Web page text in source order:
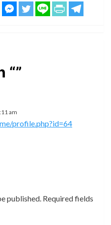
“”
am
profile.php?id=64
published. Required fields